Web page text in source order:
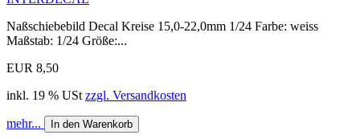
Naßschiebebild Decal Kreise 15,0-22,0mm 1/24 Farbe: weiss
Maßstab: 1/24 Größe:...
EUR 8,50
inkl. 19 % USt zzgl. Versandkosten
mehr... In den Warenkorb